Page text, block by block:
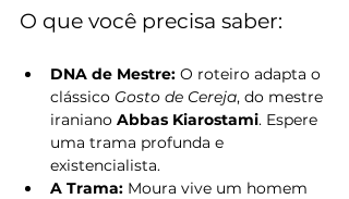
O que você precisa saber:
DNA de Mestre: O roteiro adapta o
clássico Gosto de Cereja, do mestre
iraniano Abbas Kiarostami. Espere
uma trama profunda e
existencialista.
A Trama: Moura vive um homem